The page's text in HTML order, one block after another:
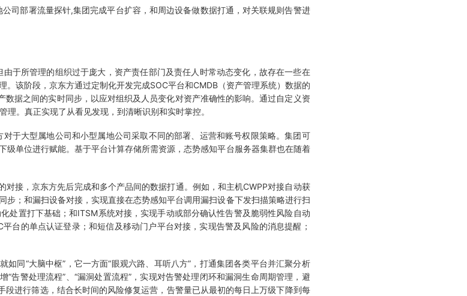
司部署流量探针,集团完成平台扩容，和周边设备做数据打通，对关联规则告警进
于所管理的组织过于庞大，资产责任部门及责任人时常动态变化，故存在一些在
该阶段，京东方通过定制化开发完成SOC平台和CMDB（资产管理系统）数据的
据之间的实时同步，以应对组织及人员变化对资产准确性的影响。通过自定义资
。真正实现了从看见发现，到清晰识别和实时掌控。
于大型属地公司和小型属地公司采取不同的部署、运营和账号权限策略。集团可
单位进行赋能。基于平台计算存储所需资源，态势感知平台服务器集群也在随着
接，京东方先后完成和多个产品间的数据打通。例如，和主机CWPP对接自动获
；和漏扫设备对接，实现直接在态势感知平台调用漏扫设备下发扫描策略进行扫
处置打下基础；和ITSM系统对接，实现手动或部分确认性告警及脆弱性风险自动
台的单点认证登录；和短信及移动门户平台对接，实现告警及风险的消息提醒；
同“大脑中枢”，它一方面“眼观六路、耳听八方”，打通集团各类平台并汇聚分析
告警处理流程”、“漏洞处置流程”，实现对告警处理闭环和漏洞生命周期管理，避
进行筛选，结合长时间的风险修复运营，告警量已从最初的每日上万级下降到每